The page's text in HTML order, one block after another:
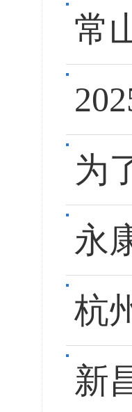
常
为
永
杭
新